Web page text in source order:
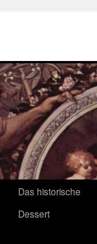
Das historische
Dessert